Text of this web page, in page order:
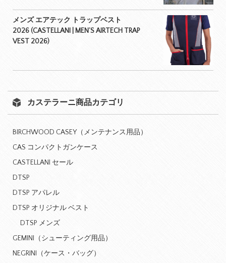
メンズ エアテック トラップベスト
2026 (CASTELLANI | MEN’S AIRTECH TRAP
VEST 2026)
カステラーニ商品カテゴリ
BIRCHWOOD CASEY（メンテナンス用品）
CAS コンパクトガンケース
CASTELLANI セール
DTSP
DTSP アパレル
DTSP オリジナル ベスト
DTSP メンズ
GEMINI（シューティング用品）
NEGRINI（ケース・バッグ）